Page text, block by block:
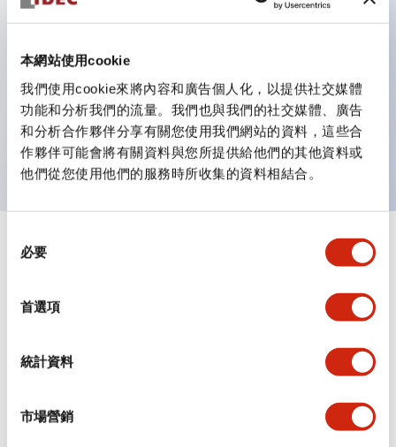
本網站使用cookie
我們使用cookie來將內容和廣告個人化，以提供社交媒體
功能和分析我們的流量。我們也與我們的社交媒體、廣告
和分析合作夥伴分享有關您使用我們網站的資料，這些合
作夥伴可能會將有關資料與您所提供給他們的其他資料或
他們從您使用他們的服務時所收集的資料相結合。
必要
首選項
統計資料
市場營銷
支援分離型／單板式
優秀的防水性能。保護結構IP65
按鈕開關、選擇開關、帶鎖選擇開關最多3c接點。
邊框顏色有黑色與金屬色兩種。
LED照明帶來明亮且清晰的照明面
規格 顯示全部 +